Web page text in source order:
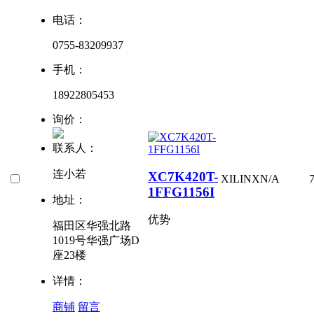
电话：
0755-83209937
手机：
18922805453
询价：
联系人：
连小若
地址：
福田区华强北路
1019号华强广场D
座23楼
详情：
商铺 留言
XC7K420T-
1FFG1156I
优势
XILINXN/A